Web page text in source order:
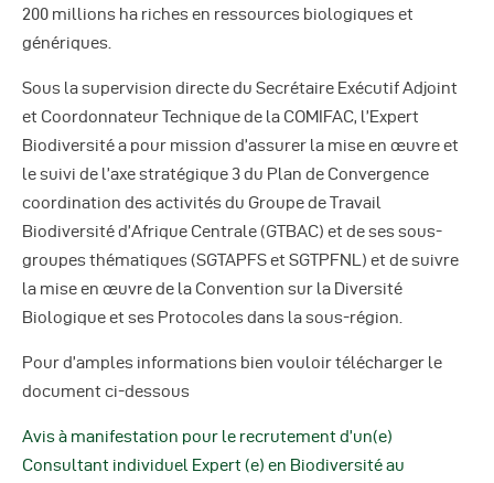
200 millions ha riches en ressources biologiques et
génériques.
Sous la supervision directe du Secrétaire Exécutif Adjoint
et Coordonnateur Technique de la COMIFAC, l’Expert
Biodiversité a pour mission d’assurer la mise en œuvre et
le suivi de l’axe stratégique 3 du Plan de Convergence
coordination des activités du Groupe de Travail
Biodiversité d’Afrique Centrale (GTBAC) et de ses sous-
groupes thématiques (SGTAPFS et SGTPFNL) et de suivre
la mise en œuvre de la Convention sur la Diversité
Biologique et ses Protocoles dans la sous-région.
Pour d’amples informations bien vouloir télécharger le
document ci-dessous
Avis à manifestation pour le recrutement d’un(e)
Consultant individuel Expert (e) en Biodiversité au